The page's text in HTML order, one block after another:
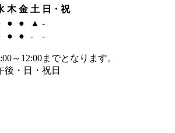
木 金 土 日・祝
● ● ▲ -
● ● - -
～12:00までとなります。
・日・祝日